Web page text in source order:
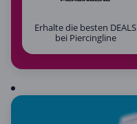
Erhalte die besten DEALS
bei Piercingline